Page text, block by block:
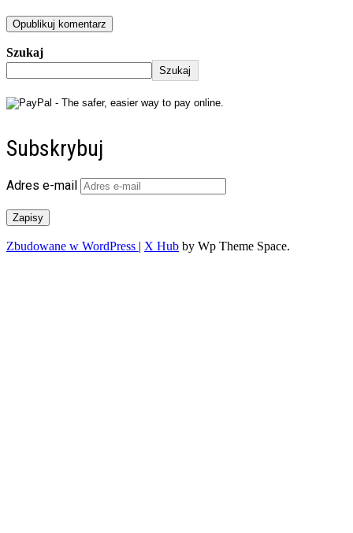
Szukaj
Szukaj
Subskrybuj
Adres e-mail
Zapisy
Zbudowane w WordPress | X Hub by Wp Theme Space.